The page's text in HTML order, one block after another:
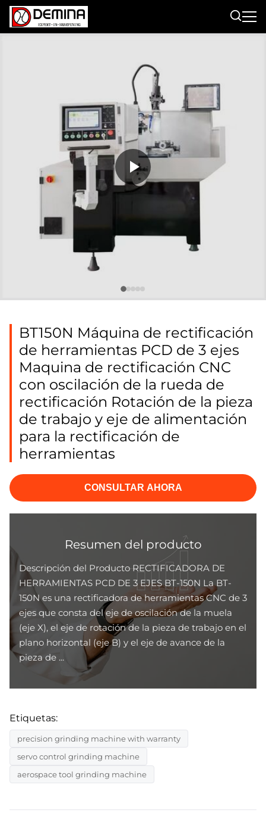
BT150N Máquina de rectificación
de herramientas PCD de 3 ejes
Maquina de rectificación CNC
con oscilación de la rueda de
rectificación Rotación de la pieza
de trabajo y eje de alimentación
para la rectificación de
herramientas
CONSULTAR AHORA
Resumen del producto
Descripción del Producto RECTIFICADORA DE
HERRAMIENTAS PCD DE 3 EJES BT-150N La BT-
150N es una rectificadora de herramientas CNC de 3
ejes que consta del eje de oscilación de la muela
(eje X), el eje de rotación de la pieza de trabajo en el
plano horizontal (eje B) y el eje de avance de la
pieza de ...
Etiquetas:
precision grinding machine with warranty
servo control grinding machine
aerospace tool grinding machine